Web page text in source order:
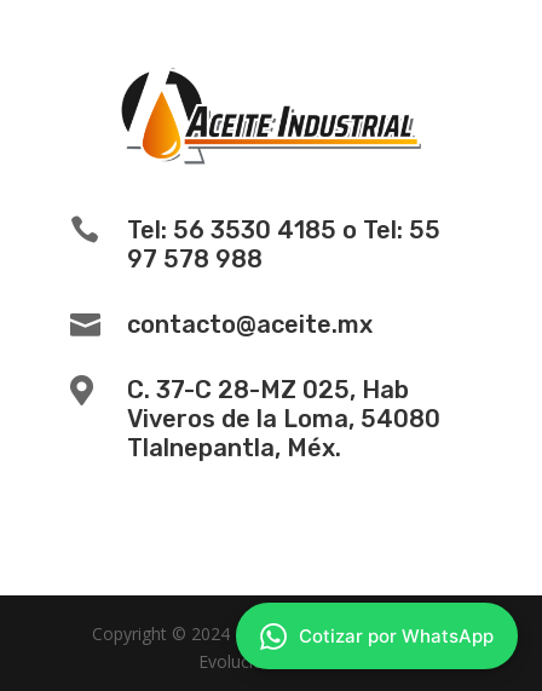

Tel: 56 3530 4185 o Tel: 55
97 578 988
 contacto@aceite.mx

C. 37-C 28-MZ 025, Hab
Viveros de la Loma, 54080
Tlalnepantla, Méx.
Copyright © 2024 -
Diseño de Paginas Web
Evolucion Web MX
Cotizar por WhatsApp